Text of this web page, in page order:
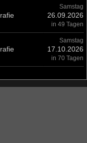
Samstag
26.09.2026
in 49 Tagen
Samstag
17.10.2026
in 70 Tagen